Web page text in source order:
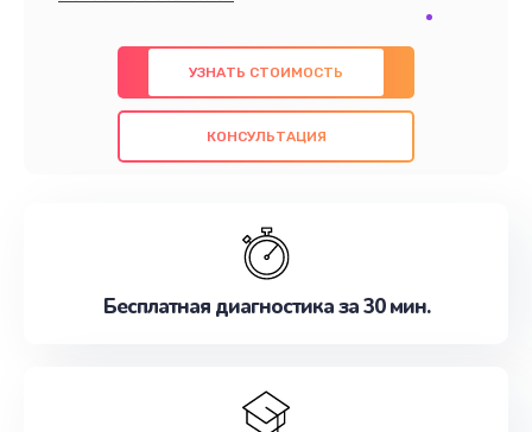
многолетним опытом в данной области. Мы
предлагаем быстрый и качественный ремонт с
использованием оригинальных компонентов, а
также гарантируем качество всех
проведенных работ. Наша цель - предоставить
наилучшим образом. Не медлите записаться на
УЗНАТЬ СТОИМОСТЬ
КОНСУЛЬТАЦИЯ
Бесплатная диагностика за 30 мин.